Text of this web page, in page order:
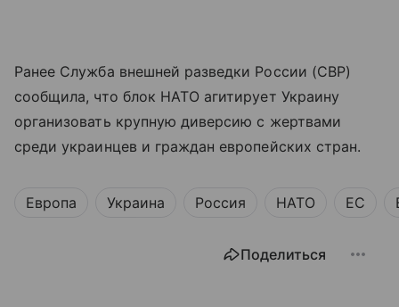
Ранее Служба внешней разведки России (СВР)
сообщила, что блок НАТО агитирует Украину
организовать крупную диверсию с жертвами
среди украинцев и граждан европейских стран.
Европа Украина Россия НАТО ЕС
Поделиться